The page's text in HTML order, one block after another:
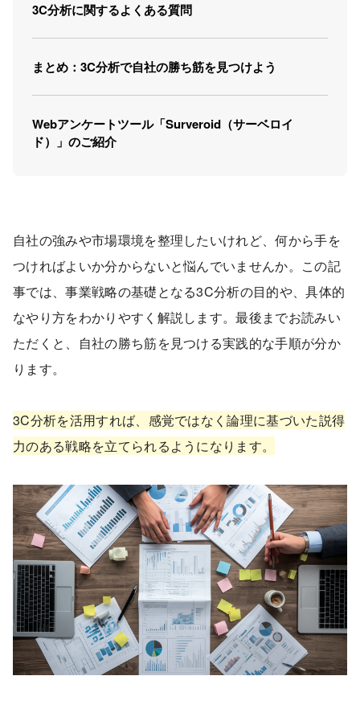
3C分析に関するよくある質問
まとめ：3C分析で自社の勝ち筋を見つけよう
Webアンケートツール「Surveroid（サーベロイ
ド）」のご紹介
自社の強みや市場環境を整理したいけれど、何から手を
つければよいか分からないと悩んでいませんか。この記
事では、事業戦略の基礎となる3C分析の目的や、具体的
なやり方をわかりやすく解説します。最後までお読みい
ただくと、自社の勝ち筋を見つける実践的な手順が分か
ります。
3C分析を活用すれば、感覚ではなく論理に基づいた説得
力のある戦略を立てられるようになります。